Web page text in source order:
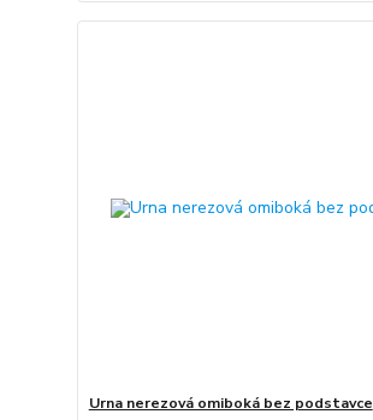
Urna nerezová omiboká bez podstavce